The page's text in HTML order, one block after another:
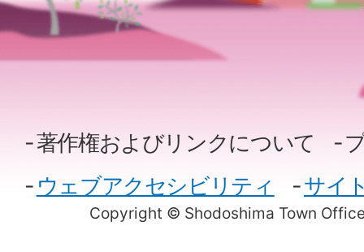
Copyright © Shodoshima Town
著作権およびリンクについて
ウェブアクセシビリティ
サイ